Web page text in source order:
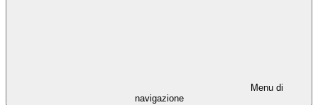
Menu di
navigazione